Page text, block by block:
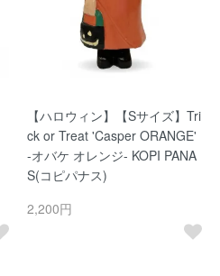
【ハロウィン】【Sサイズ】Tri
ck or Treat 'Casper ORANGE'
-オバケ オレンジ- KOPI PANA
S(コピパナス)
2,200円